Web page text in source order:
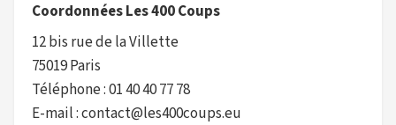
Coordonnées Les 400 Coups
12 bis rue de la Villette
75019 Paris
Téléphone : 01 40 40 77 78
E-mail : contact@les400coups.eu